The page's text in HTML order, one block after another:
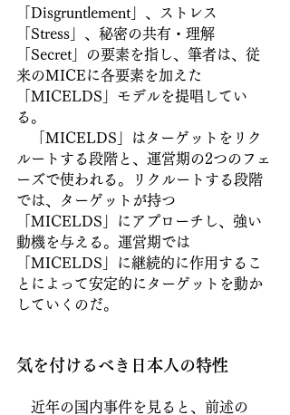
「Disgruntlement」、ストレス
「Stress」、秘密の共有・理解
「Secret」の要素を指し、筆者は、従
来のMICEに各要素を加えた
「MICELDS」モデルを提唱してい
る。
「MICELDS」はターゲットをリク
ルートする段階と、運営期の2つのフェ
ーズで使われる。リクルートする段階
では、ターゲットが持つ
「MICELDS」にアプローチし、強い
動機を与える。運営期では
「MICELDS」に継続的に作用するこ
とによって安定的にターゲットを動か
していくのだ。
気を付けるべき日本人の特性
近年の国内事件を見ると、前述の